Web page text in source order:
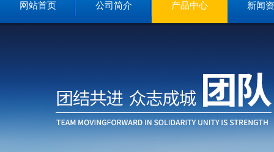
网站首页 公司简介 产品中心 新闻